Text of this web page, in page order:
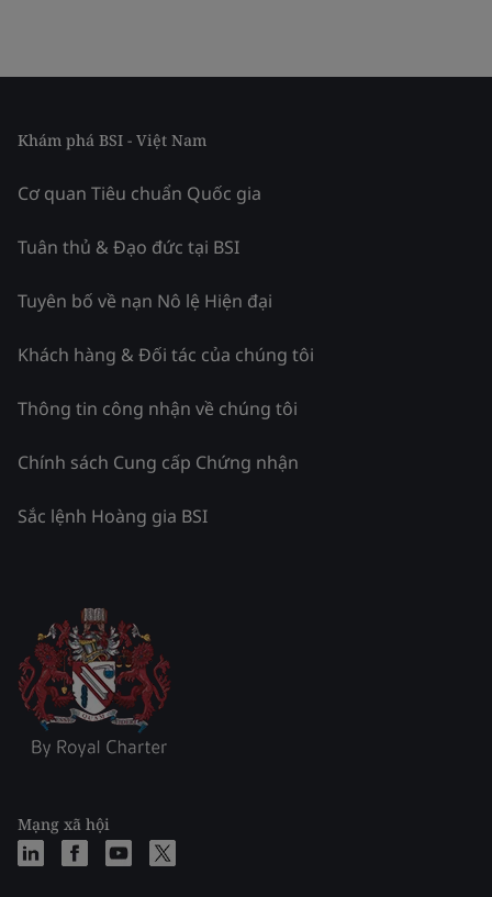
Khám phá BSI - Việt Nam
Cơ quan Tiêu chuẩn Quốc gia
Tuân thủ & Đạo đức tại BSI
Tuyên bố về nạn Nô lệ Hiện đại
Khách hàng & Đối tác của chúng tôi
Thông tin công nhận về chúng tôi
Chính sách Cung cấp Chứng nhận
Sắc lệnh Hoàng gia BSI
Mạng xã hội